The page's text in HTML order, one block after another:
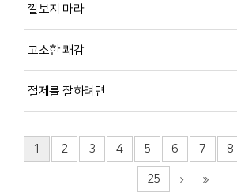
깔보지 마라
고소한 쾌감
절제를 잘하려면
1 2 3 4 5 6 7 8
25